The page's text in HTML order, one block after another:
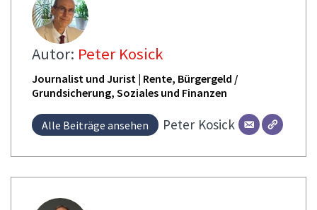
Autor: Peter Kosick
Journalist und Jurist | Rente, Bürgergeld /
Grundsicherung, Soziales und Finanzen
Alle Beiträge ansehen Peter Kosick